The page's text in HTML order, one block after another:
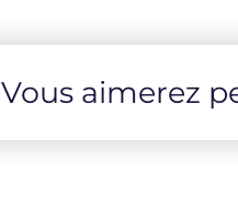
Vous aimerez